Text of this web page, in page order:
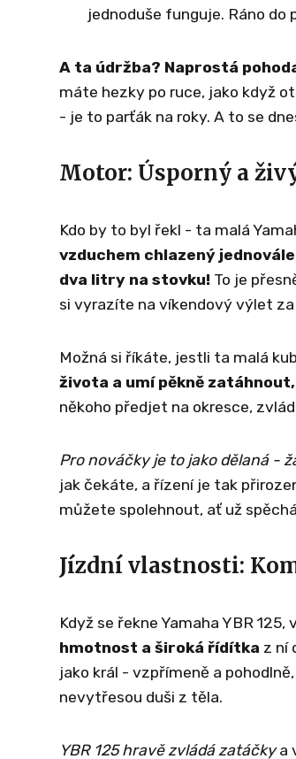
jednoduše funguje. Ráno do
A ta údržba? Naprostá
máte hezky po ruce, jako když
- je to parťák na roky. A to se
Motor: Úsporný a
Kdo by to byl řekl - ta malá
vzduchem chlazený
dva litry na stovku! To je
si vyrazíte na víkendový výlet
Možná si říkáte, jestli ta malá
života a umí pěkně
někoho předjet na okresce,
Pro nováčky je to jako dělaná -
jak čekáte, a řízení je tak
můžete spolehnout, ať už
Jízdní vlastnosti:
Když se řekne Yamaha YBR
hmotnost a široká řídítka z ní
jako král - vzpřímeně a
nevytřesou duši z těla.
YBR 125 hravě zvládá zatáčkya